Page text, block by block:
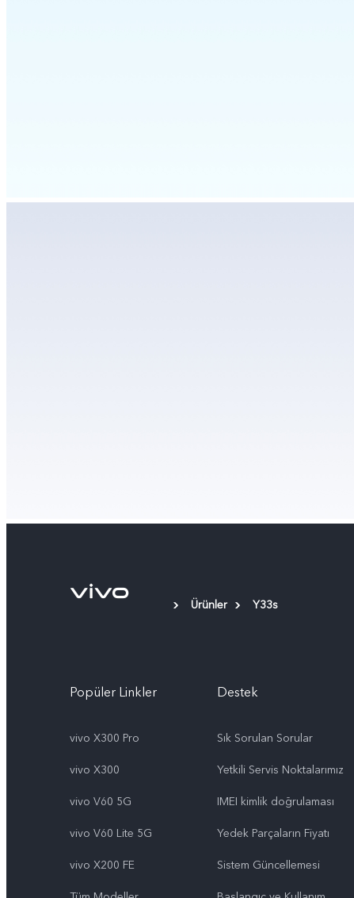
Ürünler Y33s
Popüler Linkler
vivo X300 Pro
vivo X300
vivo V60 5G
vivo V60 Lite 5G
vivo X200 FE
Destek
Sık Sorulan Sorular
Yetkili Servis Noktalarımız
IMEI kimlik doğrulaması
Yedek Parçaların Fiyatı
Sistem Güncellemesi